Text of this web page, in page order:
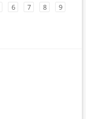
6 7 8 9